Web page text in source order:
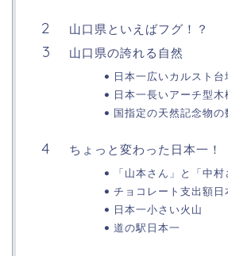
山口県といえばフグ！？
山口県の誇れる自然
日本一広いカルスト台
日本一長いアーチ型木
国指定の天然記念物の
ちょっと変わった日本一！
「山本さん」と「中
チョコレート支出額日
日本一小さい火山
道の駅日本一